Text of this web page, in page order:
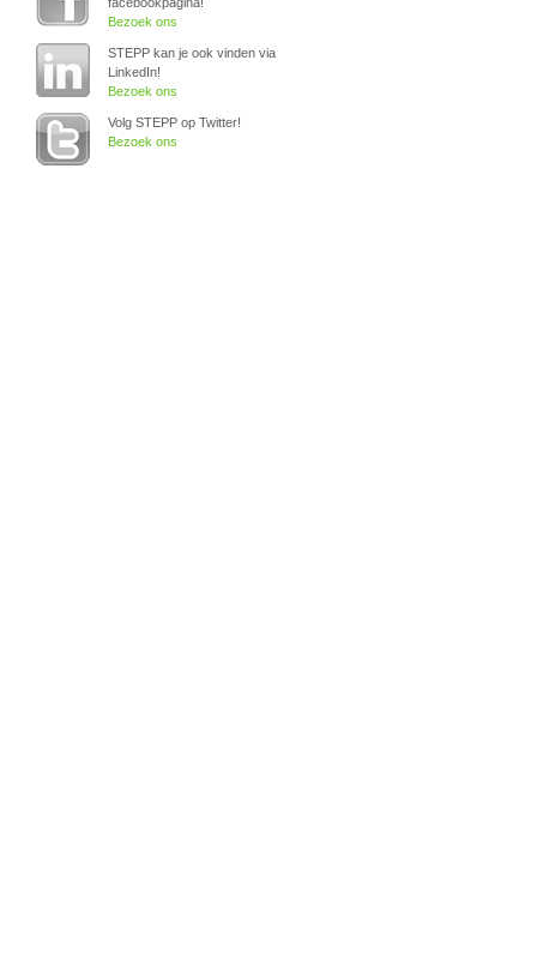
Bezoek ons
STEPP kan je ook vinden via
LinkedIn!
Bezoek ons
Volg STEPP op Twitter!
Bezoek ons